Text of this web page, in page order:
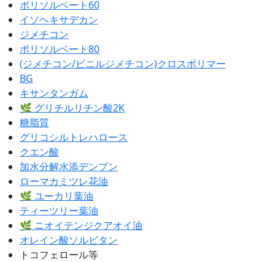
ポリソルベート60
イソヘキサデカン
ジメチコン
ポリソルベート80
(ジメチコン/ビニルジメチコン)クロスポリマー
BG
キサンタンガム
🌿 グリチルリチン酸2K
糖脂質
グリコシルトレハロース
クエン酸
加水分解水添デンプン
ローマカミツレ花油
🌿 ユーカリ葉油
ティーツリー葉油
🌿 ニオイテンジクアオイ油
オレイン酸ソルビタン
トコフェロール等